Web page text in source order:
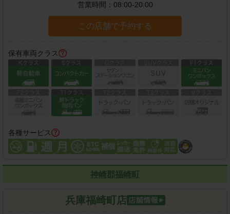
営業時間： 08:00-20:00
この店舗で予約する
保有車両クラス
各種サービス
神崎郡福崎町
兵庫福崎町店